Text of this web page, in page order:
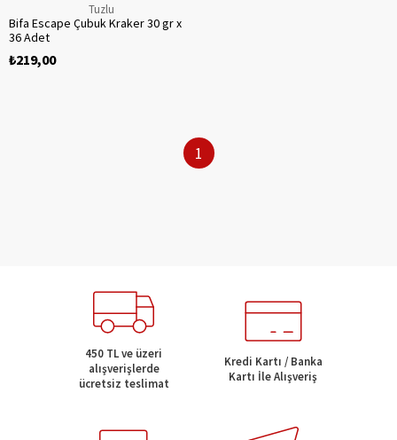
Tuzlu
Bifa Escape Çubuk Kraker 30 gr x
36 Adet
₺219,00
1
450 TL ve üzeri
alışverişlerde
ücretsiz teslimat
Kredi Kartı / Banka
Kartı İle Alışveriş